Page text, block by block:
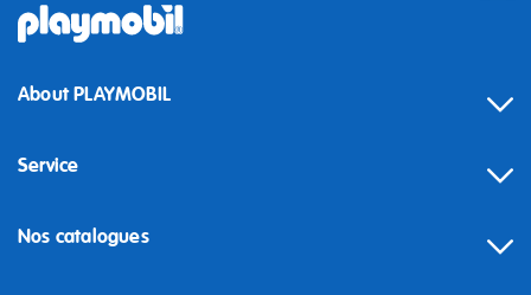
About PLAYMOBIL
Service
Nos catalogues